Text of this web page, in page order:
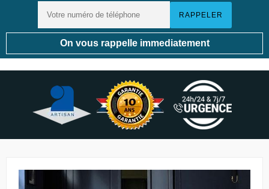
On vous rappelle immediatement